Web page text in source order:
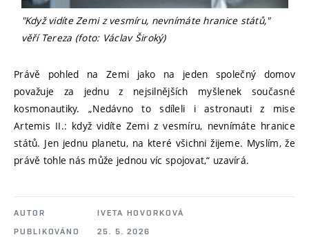
"Když vidíte Zemi z vesmíru, nevnímáte hranice států,"
věří Tereza (foto: Václav Široký)
Právě pohled na Zemi jako na jeden společný domov
považuje za jednu z nejsilnějších myšlenek současné
kosmonautiky. „Nedávno to sdíleli i astronauti z mise
Artemis II.: když vidíte Zemi z vesmíru, nevnímáte hranice
států. Jen jednu planetu, na které všichni žijeme. Myslím, že
právě tohle nás může jednou víc spojovat,“ uzavírá.
AUTOR
IVETA HOVORKOVÁ
PUBLIKOVÁNO
25. 5. 2026